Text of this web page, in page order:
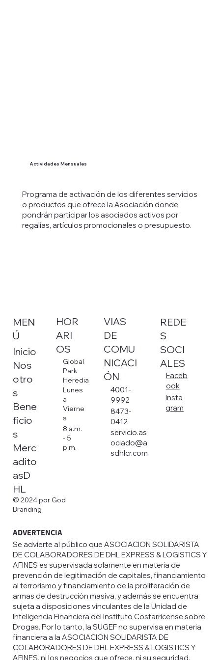
Actividades Mensuales
Programa de activación de los diferentes servicios
o productos que ofrece la Asociación donde
pondrán participar los asociados activos por
regalías, artículos promocionales o presupuesto.
MEN
Ú
Inicio
Nos
otro
s
Bene
ficio
s
Merc
adito
asD
HL
HOR
ARI
OS
Global
Park
Heredia
Lunes
a
Vierne
s
8 a.m.
- 5
p.m.
VIAS
DE
COMU
NICACI
ÓN
4001-
9992
8473-
0412
servicio.as
ociado@a
sdhlcr.com
REDE
S
SOCI
ALES
Faceb
ook
Insta
gram
© 2024 por God
Branding
ADVERTENCIA
Se advierte al público que ASOCIACION SOLIDARISTA
DE COLABORADORES DE DHL EXPRESS & LOGISTICS Y
AFINES es supervisada solamente en materia de
prevención de legitimación de capitales, financiamiento
al terrorismo y financiamiento de la proliferación de
armas de destrucción masiva, y además se encuentra
sujeta a disposiciones vinculantes de la Unidad de
Inteligencia Financiera del Instituto Costarricense sobre
Drogas. Por lo tanto, la SUGEF no supervisa en materia
financiera a la ASOCIACION SOLIDARISTA DE
COLABORADORES DE DHL EXPRESS & LOGISTICS Y
AFINES, ni los negocios que ofrece, ni su seguridad,